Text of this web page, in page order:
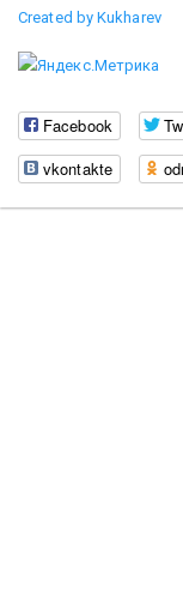
Created by Kukharev
Facebook
vkontakte